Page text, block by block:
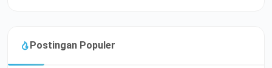
Postingan Populer